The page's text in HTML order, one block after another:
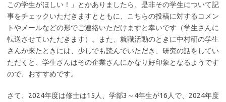
この学生がほしい！」とかありましたら、是非その学生について記
事をチェックいただきますとともに、こちらの投稿に対するコメン
トやメールなどの形でご連絡いただけますと幸いです（学生さんに
転送させていただきます）。また、就職活動のときに中村研の学生
さんが来たときには、少しでも読んでいただき、研究の話をしてい
ただくと、学生さんはその企業さんにかなり好印象となるようです
ので、おすすめです。
さて、2024年度は修士は15人、学部3～4年生が16人で、2024年度